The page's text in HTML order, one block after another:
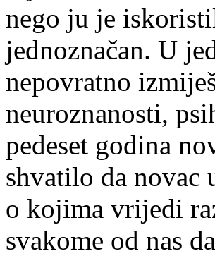
nego ju je
jednoznačan. U
nepovratno
neuroznanosti,
pedeset godina
shvatilo da novac
o kojima vrijedi
svakome od nas